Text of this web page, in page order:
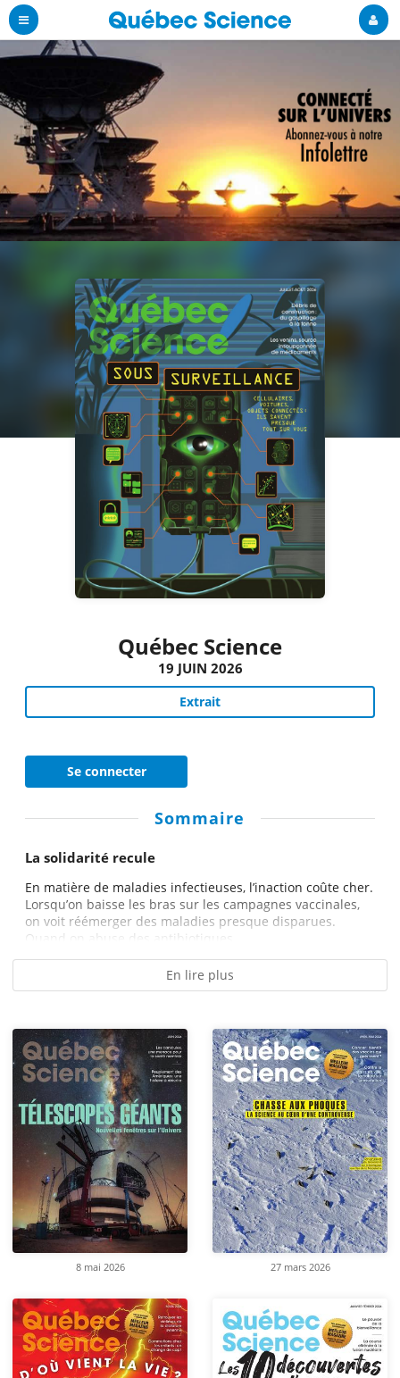
Québec Science
19 JUIN 2026
Extrait
Se connecter
Sommaire
La solidarité recule
En matière de maladies infectieuses, l’inaction coûte cher.
Lorsqu’on baisse les bras sur les campagnes vaccinales,
on voit réémerger des maladies presque disparues.
Quand on abuse des antibiotiques,...
En lire plus
8 mai 2026 27 mars 2026